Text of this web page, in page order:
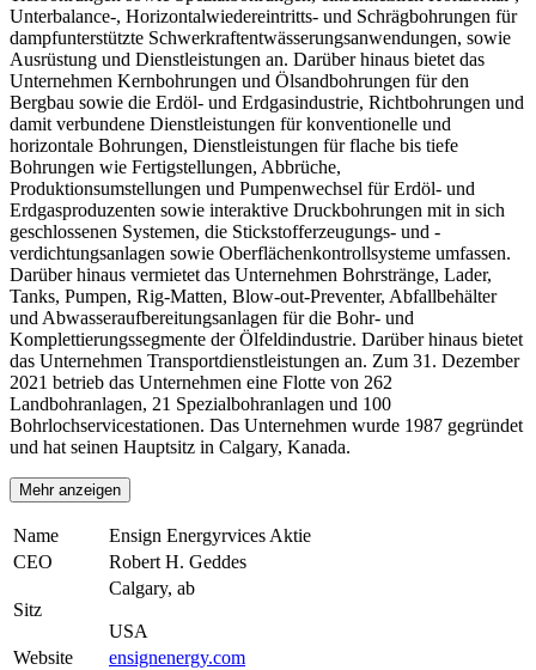
Unterbalance-, Horizontalwiedereintritts- und Schrägbohrungen für
dampfunterstützte Schwerkraftentwässerungsanwendungen, sowie
Ausrüstung und Dienstleistungen an. Darüber hinaus bietet das
Unternehmen Kernbohrungen und Ölsandbohrungen für den
Bergbau sowie die Erdöl- und Erdgasindustrie, Richtbohrungen und
damit verbundene Dienstleistungen für konventionelle und
horizontale Bohrungen, Dienstleistungen für flache bis tiefe
Bohrungen wie Fertigstellungen, Abbrüche,
Produktionsumstellungen und Pumpenwechsel für Erdöl- und
Erdgasproduzenten sowie interaktive Druckbohrungen mit in sich
geschlossenen Systemen, die Stickstofferzeugungs- und -
verdichtungsanlagen sowie Oberflächenkontrollsysteme umfassen.
Darüber hinaus vermietet das Unternehmen Bohrstränge, Lader,
Tanks, Pumpen, Rig-Matten, Blow-out-Preventer, Abfallbehälter
und Abwasseraufbereitungsanlagen für die Bohr- und
Komplettierungssegmente der Ölfeldindustrie. Darüber hinaus bietet
das Unternehmen Transportdienstleistungen an. Zum 31. Dezember
2021 betrieb das Unternehmen eine Flotte von 262
Landbohranlagen, 21 Spezialbohranlagen und 100
Bohrlochservicestationen. Das Unternehmen wurde 1987 gegründet
und hat seinen Hauptsitz in Calgary, Kanada.
Mehr anzeigen
Name
Ensign Energyrvices Aktie
CEO
Robert H. Geddes
Sitz
Calgary, ab
USA
Website
ensignenergy.com